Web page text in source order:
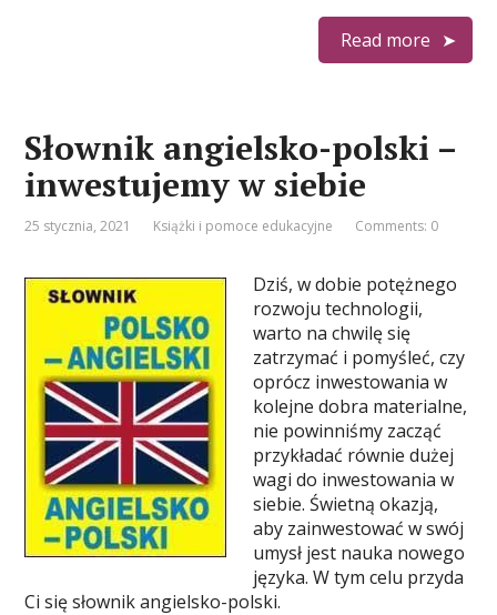
Read more
Słownik angielsko-polski –
inwestujemy w siebie
25 stycznia, 2021 Książki i pomoce edukacyjne Comments: 0
Dziś, w dobie potężnego
rozwoju technologii,
warto na chwilę się
zatrzymać i pomyśleć, czy
oprócz inwestowania w
kolejne dobra materialne,
nie powinniśmy zacząć
przykładać równie dużej
wagi do inwestowania w
siebie. Świetną okazją,
aby zainwestować w swój
umysł jest nauka nowego
języka. W tym celu przyda
Ci się słownik angielsko-polski.